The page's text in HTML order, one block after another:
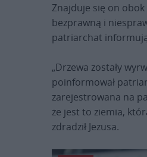
Znajduje się on obok
bezprawną i
patriarchat
„Drzewa zostały
poinformował
zarejestrowana na
że jest to ziemia,
zdradził Jezusa.